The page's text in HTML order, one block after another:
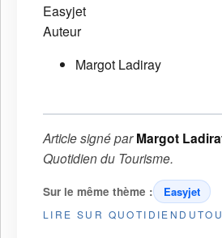
Easyjet
Auteur
Margot Ladiray
Article signé parMargot
Quotidien du Tourisme.
Sur le même thème : Easyjet
LIRE SUR